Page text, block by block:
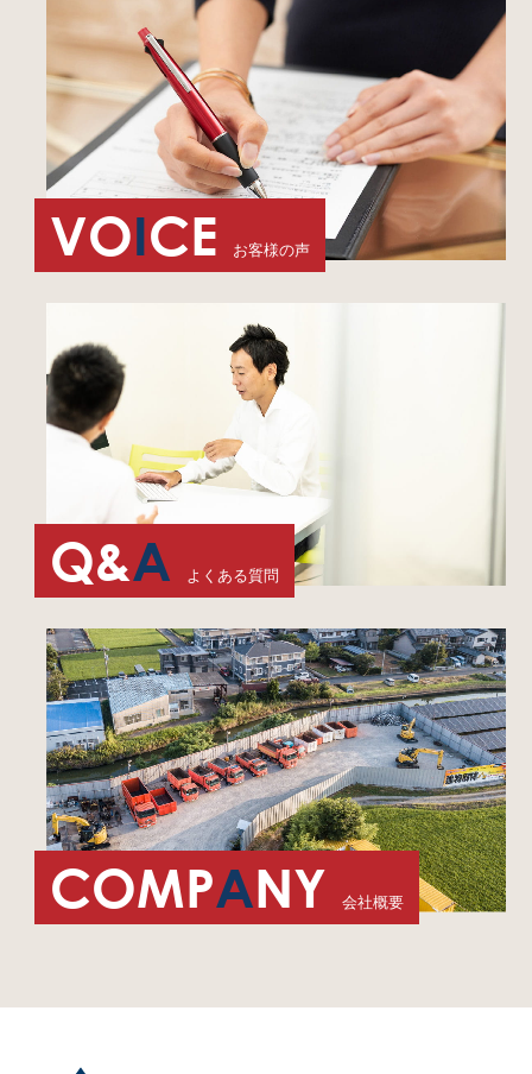
VOICE お客様の声
Q&A よくある質問
COMPANY 会社概要